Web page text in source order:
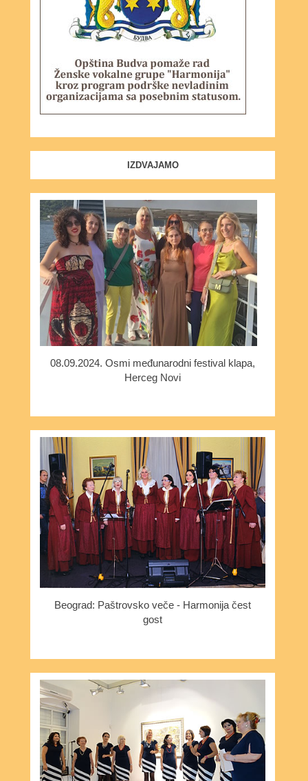
IZDVAJAMO
08.09.2024. Osmi međunarodni festival klapa,
Herceg Novi
Beograd: Paštrovsko veče - Harmonija čest
gost